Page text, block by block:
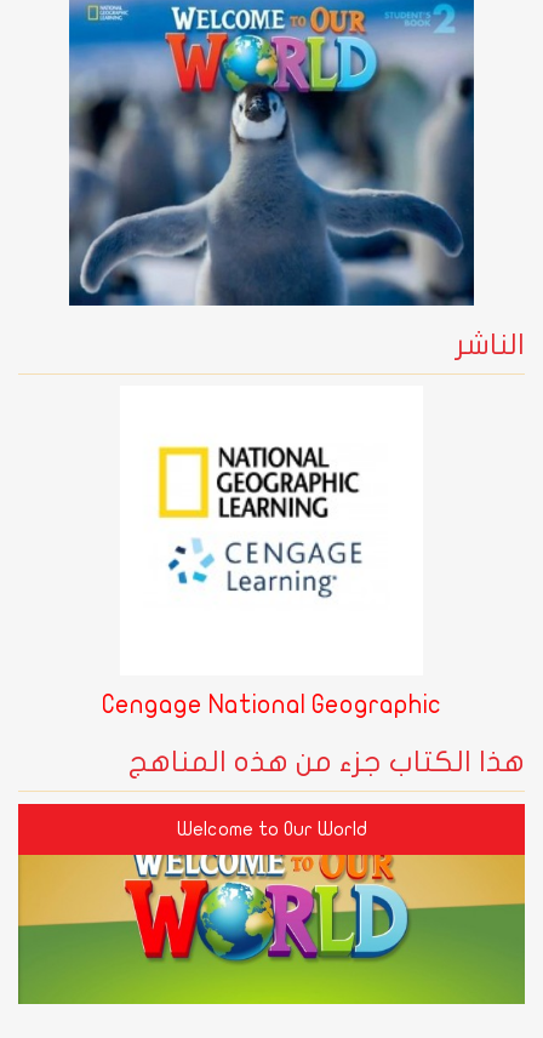
الناشر
Cengage National Geographic
هذا الكتاب جزء من هذه المناهج
Welcome to Our World